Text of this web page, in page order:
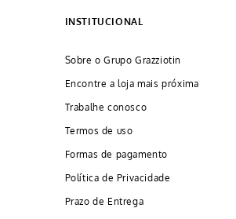
INSTITUCIONAL
Sobre o Grupo Grazziotin
Encontre a loja mais próxima
Trabalhe conosco
Termos de uso
Formas de pagamento
Política de Privacidade
Prazo de Entrega